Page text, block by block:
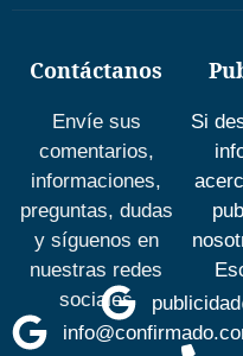
Contáctanos
Envíe sus
comentarios,
informaciones,
preguntas, dudas
y síguenos en
nuestras redes
sociales
Si